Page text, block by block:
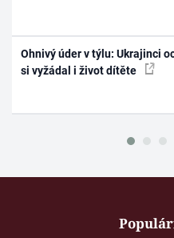
Ohnivý úder v týlu: Ukrajinci
si vyžádal i život dítěte